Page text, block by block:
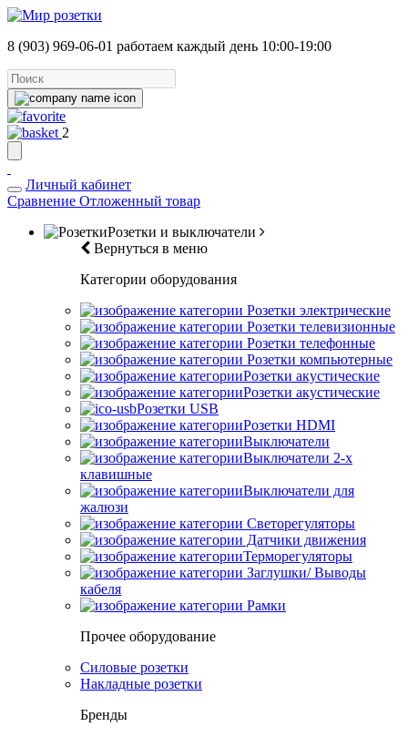
8 (903) 969-06-01 работаем каждый день 10:00-19:00
2
Личный кабинет
Сравнение Отложенный товар
Розетки и выключатели
Вернуться в меню
Категории оборудования
Розетки электрические
Розетки телевизионные
Розетки телефонные
Розетки компьютерные
Розетки акустические
Розетки акустические
Розетки USB
Розетки HDMI
Выключатели
Выключатели 2-х
клавишные
Выключатели для
жалюзи
Светорегуляторы
Датчики движения
Терморегуляторы
Заглушки/ Выводы
кабеля
Рамки
Прочее оборудование
Силовые розетки
Накладные розетки
Бренды